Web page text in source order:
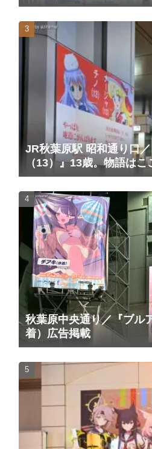
JR秋葉原駅 昭和通り口
（13）』13歳。物語は
る。広告（2025/10/20掲
秋葉原中央通り／『ブル
着）広告掲載